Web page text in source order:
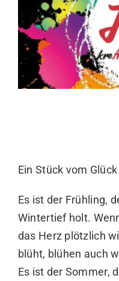
Ein Stück vom Glück
Es ist der Frühling,
Wintertief holt.
das Herz plötzlich
blüht, blühen auch
Es ist der Sommer,